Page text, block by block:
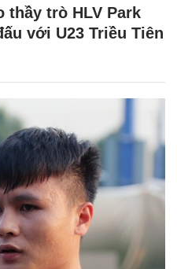
thầy trò HLV Park
với U23 Triều Tiên